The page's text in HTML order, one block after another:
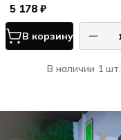
5 178 ₽
В корзину
В наличии 1 шт.